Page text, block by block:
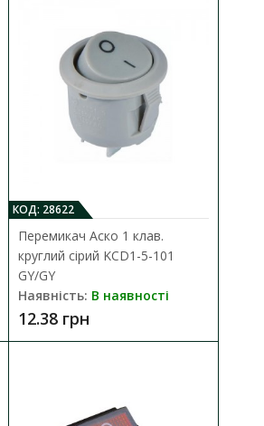
В порівняння
В закладки
КОД: 28622
Перемикач Аско 1 клав.
круглий сірий KCD1-5-101
GY/GY
Наявність: В наявності
12.38 грн